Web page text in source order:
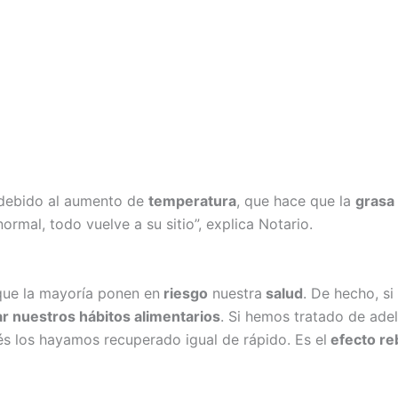
al aumento de temperatura, que hace que la grasa
todo vuelve a su sitio”, explica Notario.
la mayoría ponen en riesgo nuestra salud. De hecho,
nuestros hábitos alimentarios. Si hemos tratado de
los hayamos recuperado igual de rápido. Es el efecto